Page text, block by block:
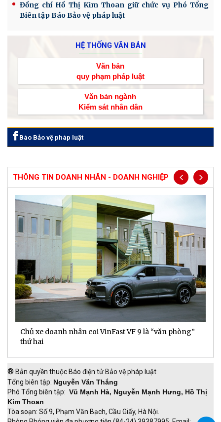
Đồng chí Hồ Thị Kim Thoan giữ chức vụ Phó Tổng
Biên tập Báo Bảo vệ pháp luật
HỆ THỐNG VĂN BẢN
Văn bản
quy phạm pháp luật
Văn bản ngành
Kiểm sát nhân dân
Báo Bảo vệ pháp luật
THÔNG TIN DOANH NHÂN - DOANH NGHIỆP
Chủ xe doanh nhân coi VinFast VF 9 là “văn phòng”
thứ hai
® Bản quyền thuộc Báo điện tử Bảo vệ pháp luật
Tổng biên tập: Nguyễn Văn Thắng
Phó Tổng biên tập: Vũ Mạnh Hà, Nguyễn Mạnh Hưng, Hồ Thị
Kim Thoan
Tòa soạn: Số 9, Phạm Văn Bạch, Cầu Giấy, Hà Nội.